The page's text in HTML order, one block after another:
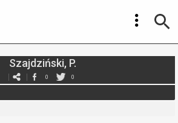
Szajdziński, P.
0 0